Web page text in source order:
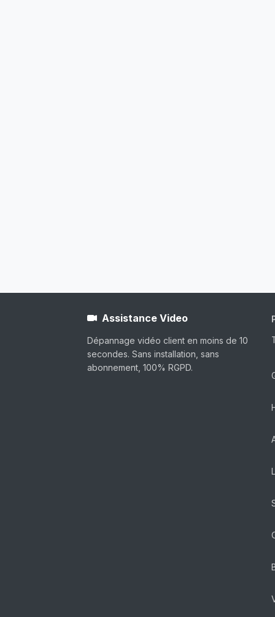
Assistance Video
Dépannage vidéo client en moins de 10
secondes. Sans installation, sans
abonnement, 100% RGPD.